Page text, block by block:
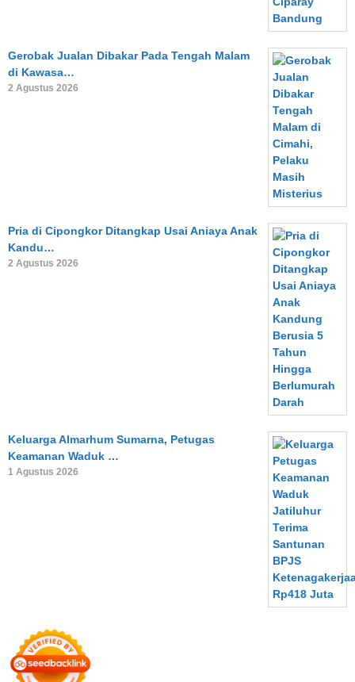
Gerobak Jualan Dibakar Pada Tengah Malam
di Kawasa…
2 Agustus 2026
Pria di Cipongkor Ditangkap Usai Aniaya Anak
Kandu…
2 Agustus 2026
Keluarga Almarhum Sumarna, Petugas
Keamanan Waduk …
1 Agustus 2026